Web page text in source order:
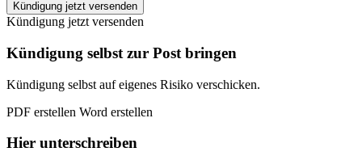
Stadtwerke
Bayreuth
kündigen
quantity
Kündigung jetzt versenden
Kündigung jetzt versenden
Kündigung selbst zur Post bringen
Kündigung selbst auf eigenes Risiko verschicken.
PDF erstellen Word erstellen
Hier unterschreiben